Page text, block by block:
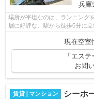
兵庫
場所が平坦なのは、ランニング
層に好評な、駅から徒歩6分に
現在空室
「エス
お問
賃貸 | マンション シーホ